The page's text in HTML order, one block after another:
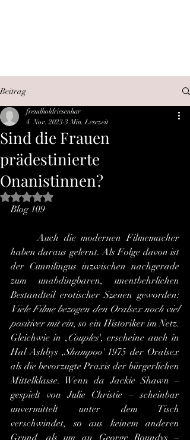
Beitrag
Sind die Frauen
prädestinierte
Onanistinnen?
freudholdriesenhar
4. Nov. 2023 3 Min. Lesezeit
Mit NaN von 5 Sternen bewertet.
Blog 109
	Auch die modernen Filmemacher
haben daraus gelernt. Als Folge davon ist
der Cunnilingus inzwischen nachgerade
zum unabdingbaren, unentbehrlichen
Viele Filme bezogen den Oralsex noch viel
positiver mit ein, so ein Historiker im Netz.
Gleichwie in ,Couples', erscheine auch in
Hal Ashbys ,Shampoo' 1975 der Oralsex
als die bevorzugte Praxis der bürgerlichen
Mittelklasse. Wenn da Jackie Shawn –
gespielt von Julie Christie – scheinbar
unvermittelt unter dem Tisch
verschwindet, so aus keinem anderen
Grund, als um an George Roundys –